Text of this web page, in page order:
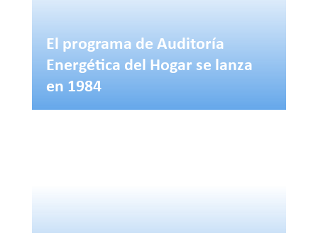
El programa de Auditoría
Energética del Hogar se lanza
en 1984